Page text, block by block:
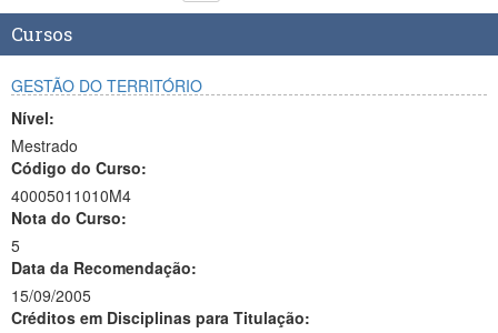
Cursos
GESTÃO DO TERRITÓRIO
Nível:
Mestrado
Código do Curso:
40005011010M4
Nota do Curso:
5
Data da Recomendação:
15/09/2005
Créditos em Disciplinas para Titulação: